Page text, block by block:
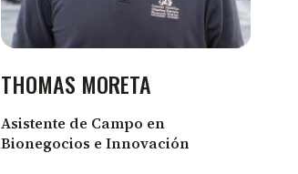
THOMAS MORETA
Asistente de Campo en
Bionegocios e Innovación